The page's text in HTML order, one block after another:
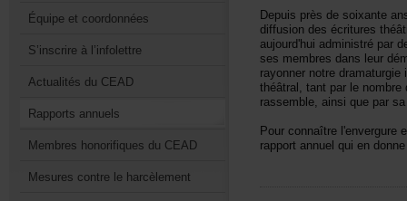
Équipeetcoordonnées
S’inscrireàl’infolettre
ActualitésduCEAD
Rapportsannuels
MembreshonorifiquesduCEAD
Mesurescontreleharcèlement